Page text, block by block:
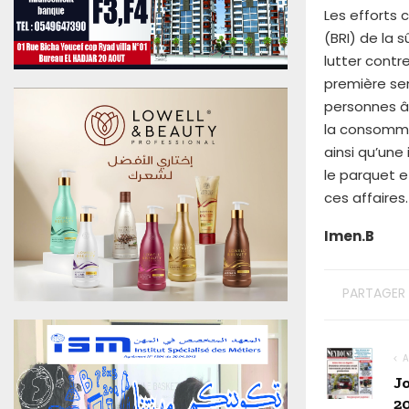
Les efforts
(BRI) de la
lutter
première
personnes
la
ainsi
le parquet
ces affaires.
Imen.B
PARTAGER
u
0
6
A
o
6
i
o
°
4